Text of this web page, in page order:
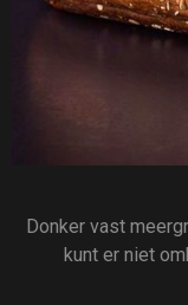
Donker vast
kunt er niet